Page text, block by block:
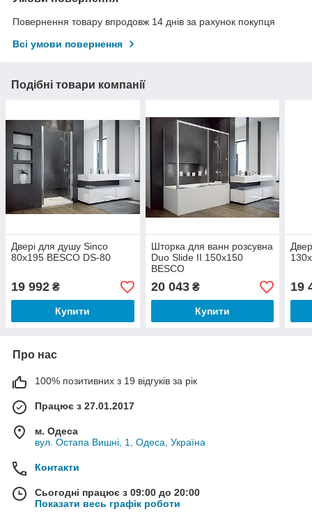
Повернення товару впродовж 14 днів за рахунок покупця
Всі умови повернення
Подібні товари компанії
Двері для душу Sinco
80x195 BESCO DS-80
19 992 ₴
Купити
Шторка для ванн розсувна
Duo Slide II 150x150
BESCO
20 043₴
Купити
19
Про нас
100% позитивних з 19 відгуків за рік
Працює з 27.01.2017
м. Одеса
вул. Остапа Вишні, 1, Одеса, Україна
Контакти
Сьогодні працює з 09:00 до 20:00
Показати весь графік роботи